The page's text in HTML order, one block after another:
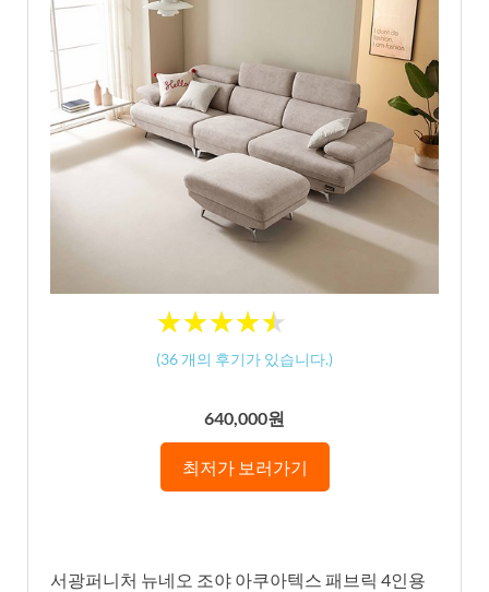
★★★★★
★★★★★
(36 개의 후기가 있습니다.)
640,000원
최저가 보러가기
서광퍼니처 뉴네오 조야 아쿠아텍스 패브릭 4인용